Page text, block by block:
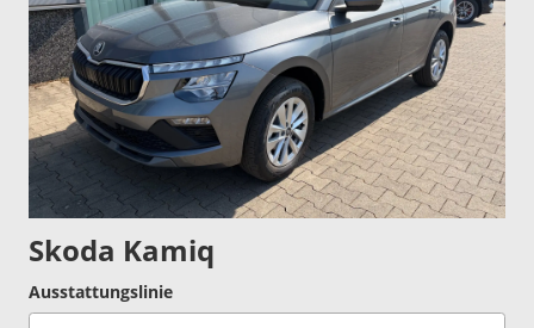
Skoda Kamiq
Ausstattungslinie